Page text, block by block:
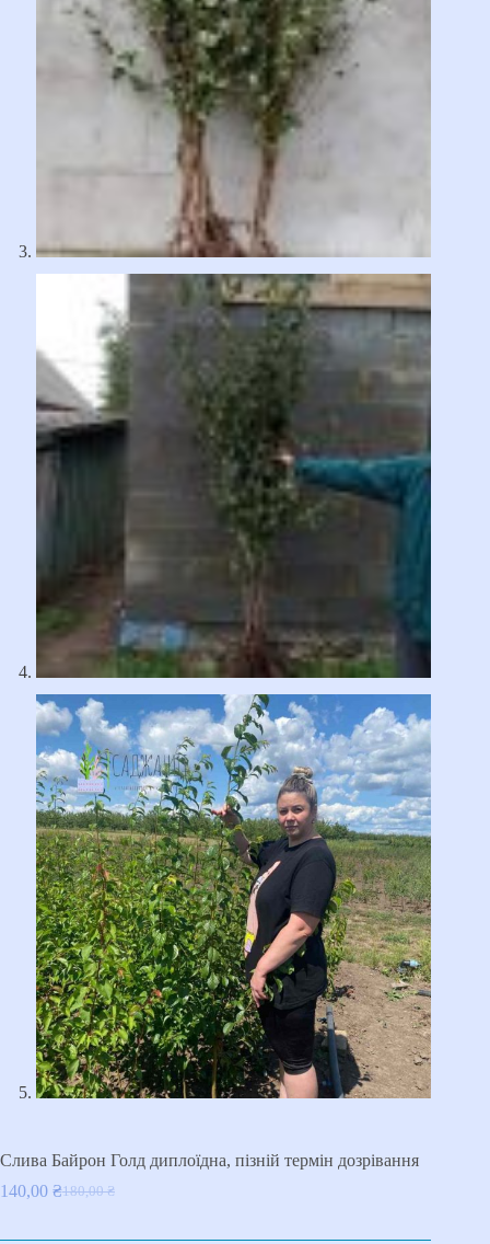
Cлива Байрон Голд диплоїдна, пізній термін дозрівання
180,00₴
Оригінальна
180,00 ₴.
140,00 ₴Поточна
140,00 ₴.